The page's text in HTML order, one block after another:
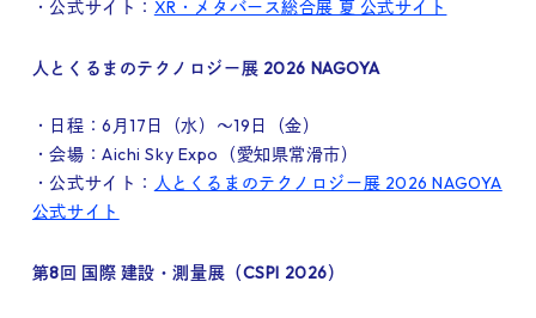
・公式サイト： XR・メタバース総合展 夏 公式サイト
人とくるまのテクノロジー展 2026 NAGOYA
・日程：6月17日（水）～19日（金）
・会場：Aichi Sky Expo（愛知県常滑市）
・公式サイト： 人とくるまのテクノロジー展 2026 NAGOYA
公式サイト
第8回 国際 建設・測量展（CSPI 2026）